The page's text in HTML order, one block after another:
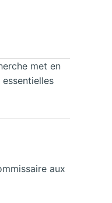
met en
aux